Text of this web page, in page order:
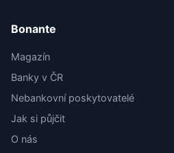
Bonante
Magazín
Banky v ČR
Nebankovní poskytovatelé
Jak si půjčit
O nás